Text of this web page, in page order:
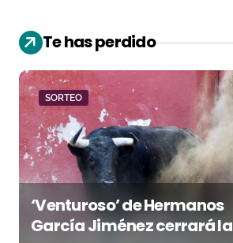
Te has perdido
SORTEO
‘Venturoso’ de Hermanos
García Jiménez cerrará la